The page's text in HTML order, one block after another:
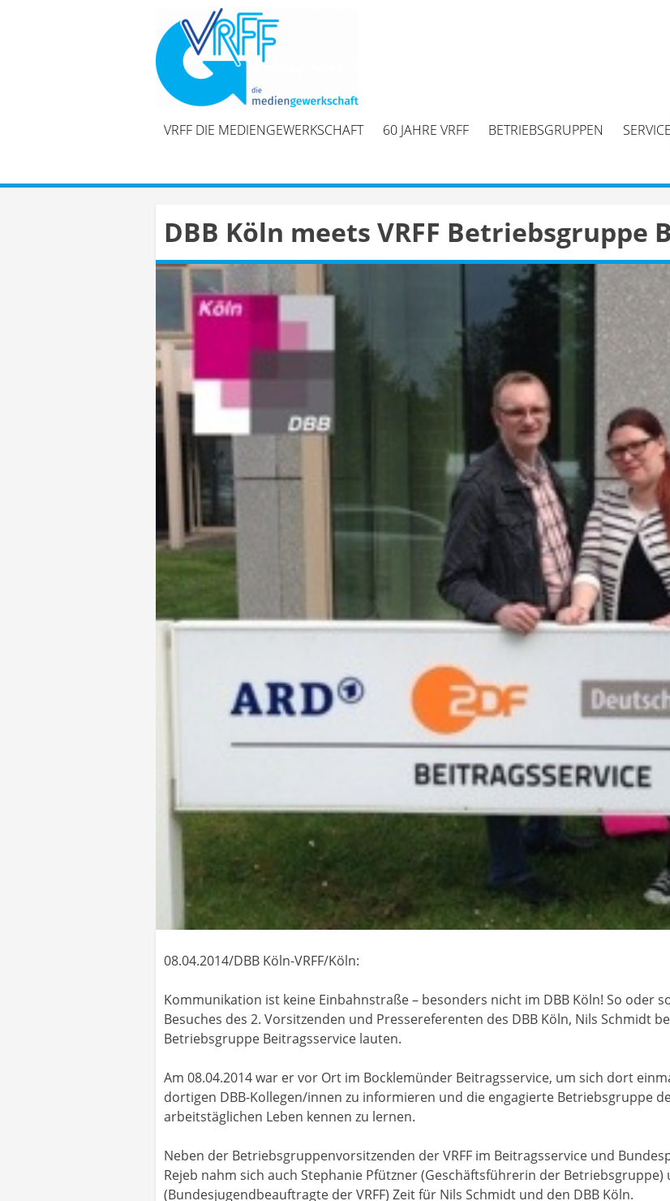
VRFF DIE MEDIENGEWERKSCHAFT 60 JAHRE VRFF BETRIEBSGRUPPEN SERVICE
DBB Köln meets VRFF Betriebsgruppe
08.04.2014/DBB Köln-VRFF/Köln:
Kommunikation ist keine Einbahnstraße – besonders nicht im DBB Köln! So oder
Besuches des 2. Vorsitzenden und Pressereferenten des DBB Köln, Nils Schmidt
Betriebsgruppe Beitragsservice lauten.
Am 08.04.2014 war er vor Ort im Bocklemünder Beitragsservice, um sich dort
dortigen DBB-Kollegen/innen zu informieren und die engagierte Betriebsgruppe
arbeitstäglichen Leben kennen zu lernen.
Neben der Betriebsgruppenvorsitzenden der VRFF im Beitragsservice und
Rejeb nahm sich auch Stephanie Pfützner (Geschäftsführerin der Betriebsgruppe)
(Bundesjugendbeauftragte der VRFF) Zeit für Nils Schmidt und den DBB Köln.